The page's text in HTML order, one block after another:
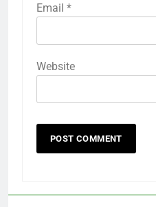
Email *
Website